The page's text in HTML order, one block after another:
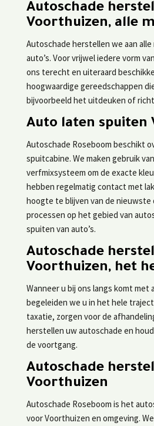
Autoschade herstel
Voorthuizen, alle
Autoschade herstellen we aan
auto’s. Voor vrijwel iedere vorm
ons terecht en uiteraard
hoogwaardige gereedschappen
bijvoorbeeld het uitdeuken of
Auto laten spuiten
Autoschade Roseboom beschikt
spuitcabine. We maken gebruik
verfmixsysteem om de exacte
hebben regelmatig contact met
hoogte te blijven van de
processen op het gebied van
spuiten van auto’s.
Autoschade herstel
Voorthuizen, het
Wanneer u bij ons langs komt met
begeleiden we u in het hele
taxatie, zorgen voor de
herstellen uw autoschade en
de voortgang.
Autoschade
Voorthuizen
Autoschade Roseboom is het
voor Voorthuizen en omgeving.